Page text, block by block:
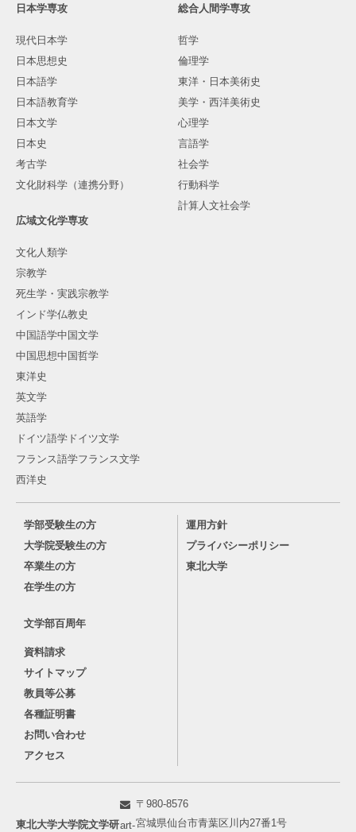
日本学専攻
現代日本学
日本思想史
日本語学
日本語教育学
日本文学
日本史
考古学
文化財科学（連携分野）
総合人間学専攻
哲学
倫理学
東洋・日本美術史
美学・西洋美術史
心理学
言語学
社会学
行動科学
計算人文社会学
広域文化学専攻
文化人類学
宗教学
死生学・実践宗教学
インド学仏教史
中国語学中国文学
中国思想中国哲学
東洋史
英文学
英語学
ドイツ語学ドイツ文学
フランス語学フランス文学
西洋史
学部受験生の方
大学院受験生の方
卒業生の方
在学生の方
文学部百周年
資料請求
サイトマップ
教員等公募
各種証明書
お問い合わせ
アクセス
運用方針
プライバシーポリシー
東北大学
東北大学大学院文学研
〒980-8576
宮城県仙台市青葉区川内27番1号
art-